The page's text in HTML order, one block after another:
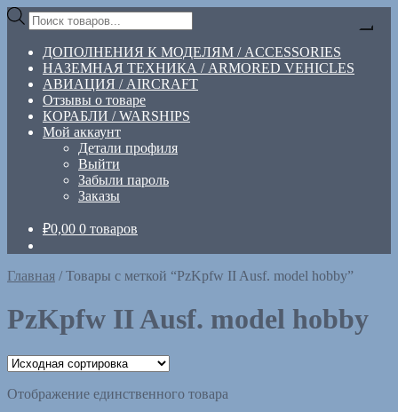
Перейти
навигации
Перейти
содержимому
Поиск
товаров
ДОПОЛНЕНИЯ К МОДЕЛЯМ / ACCESSORIES
НАЗЕМНАЯ ТЕХНИКА / ARMORED VEHICLES
АВИАЦИЯ / AIRCRAFT
Отзывы о товаре
КОРАБЛИ / WARSHIPS
Мой аккаунт
Детали профиля
Выйти
Забыли пароль
Заказы
₽0,00 0 товаров
Главная /Товары с меткой “PzKpfw II Ausf. model hobby”
PzKpfw II Ausf. model hobby
Отображение единственного товара